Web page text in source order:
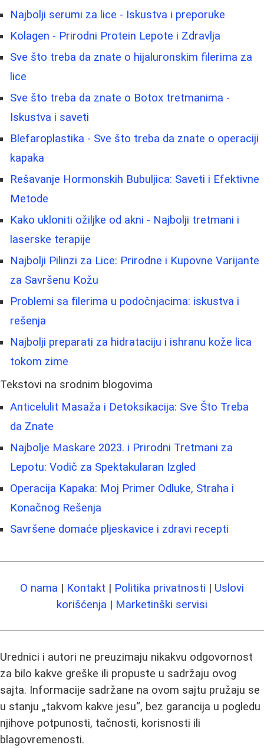
Najbolji serumi za lice - Iskustva i preporuke
Kolagen - Prirodni Protein Lepote i Zdravlja
Sve što treba da znate o hijaluronskim filerima za
lice
Sve što treba da znate o Botox tretmanima -
Iskustva i saveti
Blefaroplastika - Sve što treba da znate o operaciji
kapaka
Rešavanje Hormonskih Bubuljica: Saveti i Efektivne
Metode
Kako ukloniti ožiljke od akni - Najbolji tretmani i
laserske terapije
Najbolji Pilinzi za Lice: Prirodne i Kupovne Varijante
za Savršenu Kožu
Problemi sa filerima u podočnjacima: iskustva i
rešenja
Najbolji preparati za hidrataciju i ishranu kože lica
tokom zime
Tekstovi na srodnim blogovima
Anticelulit Masaža i Detoksikacija: Sve Što Treba
da Znate
Najbolje Maskare 2023. i Prirodni Tretmani za
Lepotu: Vodič za Spektakularan Izgled
Operacija Kapaka: Moj Primer Odluke, Straha i
Konačnog Rešenja
Savršene domaće pljeskavice i zdravi recepti
O nama | Kontakt | Politika privatnosti | Uslovi
korišćenja | Marketinški servisi
Urednici i autori ne preuzimaju nikakvu odgovornost
za bilo kakve greške ili propuste u sadržaju ovog
sajta. Informacije sadržane na ovom sajtu pružaju se
u stanju „takvom kakve jesu“, bez garancija u pogledu
njihove potpunosti, tačnosti, korisnosti ili
blagovremenosti.